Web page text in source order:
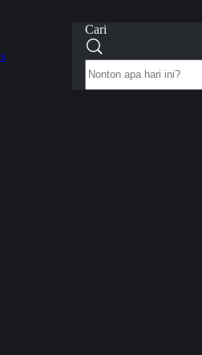
Cari